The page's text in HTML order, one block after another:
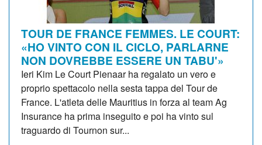
TOUR DE FRANCE FEMMES. LE COURT:
«HO VINTO CON IL CICLO, PARLARNE
NON DOVREBBE ESSERE UN TABU'»
Ieri Kim Le Court Pienaar ha regalato un vero e
proprio spettacolo nella sesta tappa del Tour de
France. L'atleta delle Mauritius in forza al team Ag
Insurance ha prima inseguito e poi ha vinto sul
traguardo di Tournon sur...